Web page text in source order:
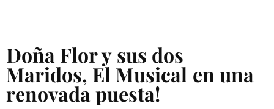
Doña Flor y sus dos
Maridos, El Musical en una
renovada puesta!